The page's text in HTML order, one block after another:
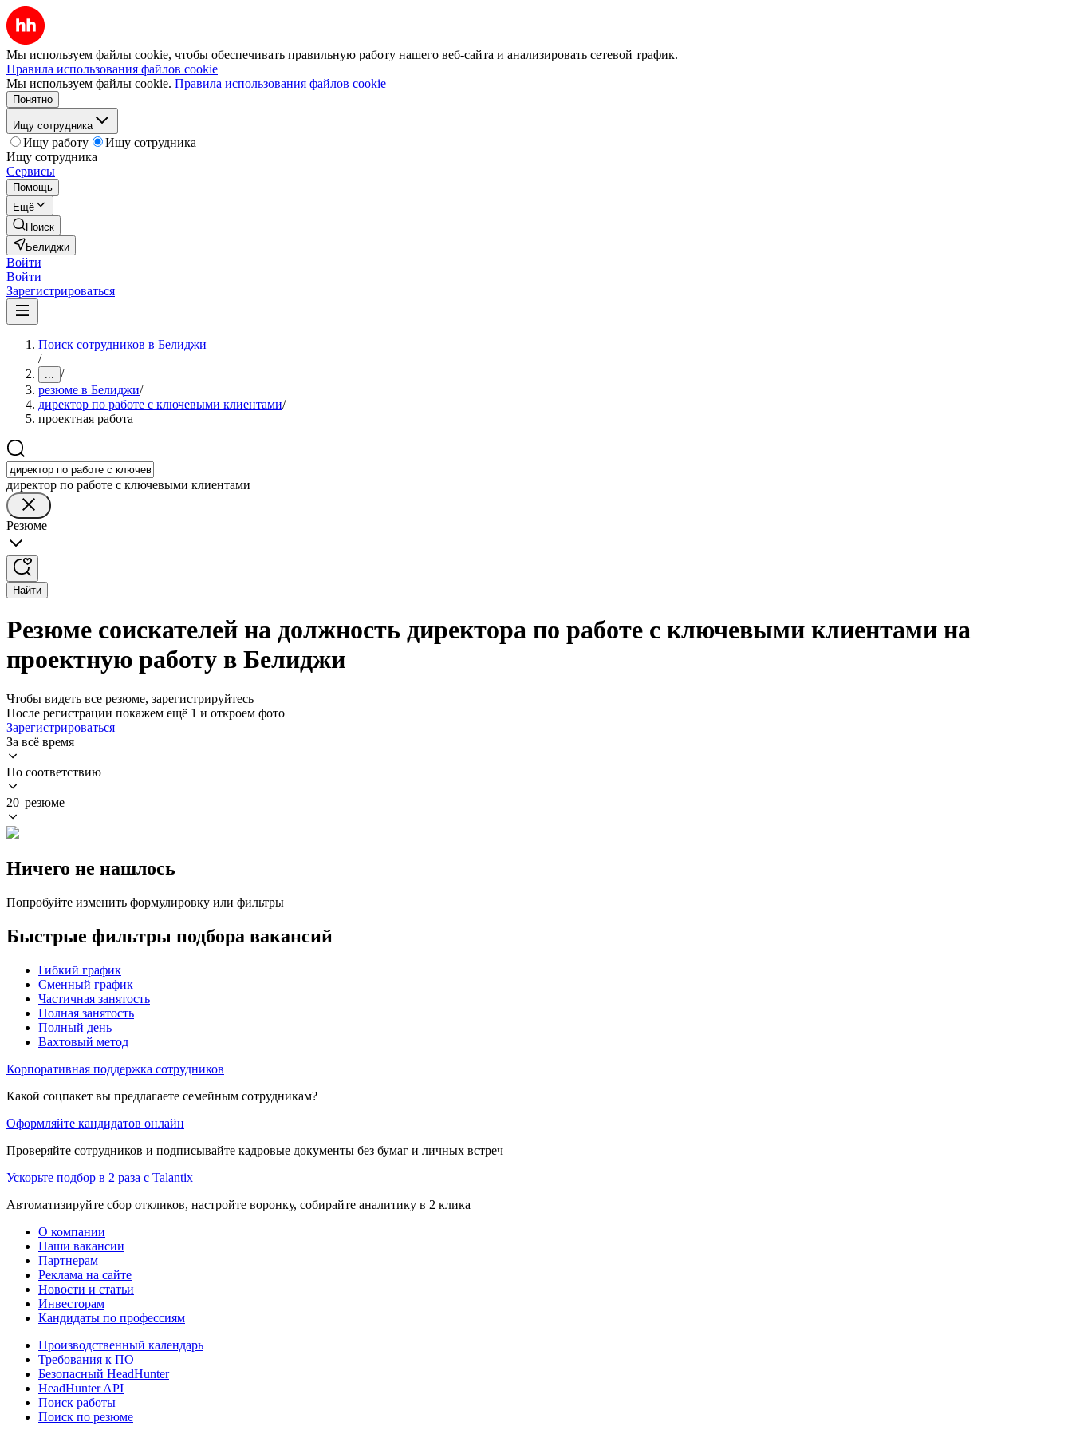
Мы используем файлы cookie, чтобы обеспечивать правильную работу нашего веб-сайта и анализировать сетевой трафик.
Правила использования файлов cookie
Мы используем файлы cookie. Правила использования файлов cookie
Понятно
Ищу сотрудника
Ищу работу
Ищу сотрудника
Ищу сотрудника
Сервисы
Помощь
Ещё
Поиск
Белиджи
Войти
Войти
Зарегистрироваться
Поиск сотрудников в Белиджи
/
... /
резюме в Белиджи/
директор по работе с ключевыми клиентами/
проектная работа
директор по работе с ключевыми клиентами
Резюме
Найти
Резюме соискателей на должность директора по работе с ключевыми клиентами на
проектную работу в Белиджи
Чтобы видеть все резюме, зарегистрируйтесь
После регистрации покажем ещё 1 и откроем фото
Зарегистрироваться
За всё время
По соответствию
20 резюме
Ничего не нашлось
Попробуйте изменить формулировку или фильтры
Быстрые фильтры подбора вакансий
Гибкий график
Сменный график
Частичная занятость
Полная занятость
Полный день
Вахтовый метод
Корпоративная поддержка сотрудников
Какой соцпакет вы предлагаете семейным сотрудникам?
Оформляйте кандидатов онлайн
Проверяйте сотрудников и подписывайте кадровые документы без бумаг и личных встреч
Ускорьте подбор в 2 раза с Talantix
Автоматизируйте сбор откликов, настройте воронку, собирайте аналитику в 2 клика
О компании
Наши вакансии
Партнерам
Реклама на сайте
Новости и статьи
Инвесторам
Кандидаты по профессиям
Производственный календарь
Требования к ПО
Безопасный HeadHunter
HeadHunter API
Поиск работы
Поиск по резюме